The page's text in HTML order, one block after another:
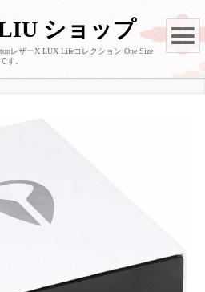
ショップ
レザーX LUX Lifeコレクション One Size
す。